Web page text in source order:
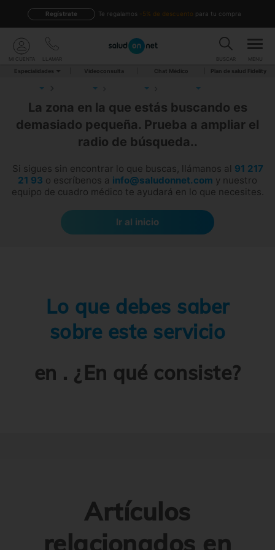
te regalamos -5% de descuento para tu compra
Regístrate
LLAMAR
MI CUENTA BUSCAR MENU
Especialidades Videoconsulta Chat Médico Plan de salud Fidelity
La zona en la que estás buscando es
demasiado pequeña. Prueba a ampliar el
radio de búsqueda..
Si sigues sin encontrar lo que buscas, llámanos al 91 217
21 93 o escríbenos a info@saludonnet.com y nuestro
equipo de cuadro médico te ayudará en lo que necesites.
Ir al inicio
Lo que debes saber
sobre este servicio
en . ¿En qué consiste?
Artículos
relacionados en